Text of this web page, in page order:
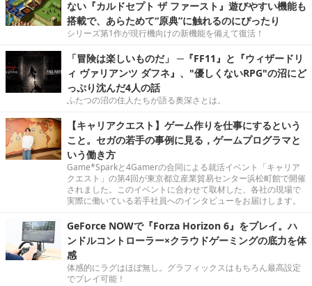
ない『カルドセプト ザ ファースト』遊びやすい機能も
搭載で、あらためて“原典”に触れるのにぴったり
シリーズ第1作が現行機向けの新機能を備えて復活！
「冒険は楽しいものだ」 ─『FF11』と『ウィザードリ
ィ ヴァリアンツ ダフネ』、"優しくないRPG"の沼にど
っぷり沈んだ4人の話
ふたつの沼の住人たちが語る奥深さとは。
【キャリアクエスト】ゲーム作りを仕事にするという
こと。セガの若手の事例に見る，ゲームプログラマと
いう働き方
Game*Sparkと4Gamerの合同による就活イベント「キャリア
クエスト」の第4回が東京都立産業貿易センター浜松町館で開催
されました。このイベントに合わせて取材した、各社の現場で
実際に働いている若手社員へのインタビューをお届けします。
GeForce NOWで『Forza Horizon 6』をプレイ。ハ
ンドルコントローラー×クラウドゲーミングの底力を体
感
体感的にラグはほぼ無し。グラフィックスはもちろん最高設定
でプレイ可能！